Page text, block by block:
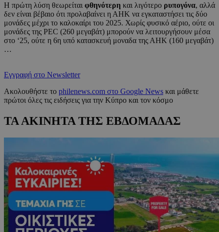
Η πρώτη λύση θεωρείται φθηνότερη και λιγότερο ρυπογόνα, αλλά
δεν είναι βέβαιο ότι προλαβαίνει η ΑΗΚ να εγκαταστήσει τις δύο
μονάδες μέχρι το καλοκαίρι του 2025. Χωρίς φυσικό αέριο, ούτε οι
μονάδες της PEC (260 μεγαβάτ) μπορούν να λειτουργήσουν μέσα
στο ‘25, ούτε η 6η υπό κατασκευή μοναδα της ΑΗΚ (160 μεγαβάτ)
…
Εγγραφή στο Newsletter
Ακολουθήστε το philenews.com στο Google News και μάθετε
πρώτοι όλες τις ειδήσεις για την Κύπρο και τον κόσμο
ΤΑ ΑΚΙΝΗΤΑ ΤΗΣ ΕΒΔΟΜΑΔΑΣ